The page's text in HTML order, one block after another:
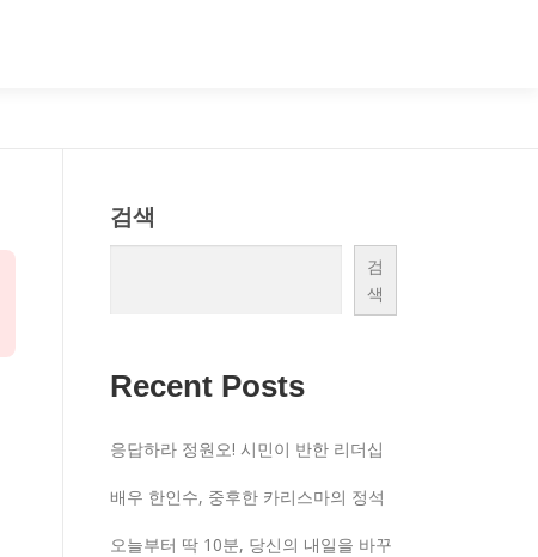
검색
검
색
Recent Posts
응답하라 정원오! 시민이 반한 리더십
배우 한인수, 중후한 카리스마의 정석
오늘부터 딱 10분, 당신의 내일을 바꾸